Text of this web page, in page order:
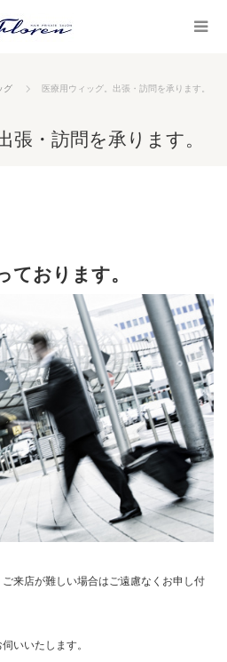
グ 医療用ウィッグ。出張・訪問を承ります。
張・訪問を承ります。
ております。
来店が難しい場合はご遠慮なくお申し付
いいたします。